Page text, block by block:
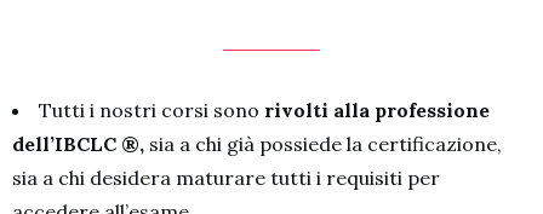
Tutti i nostri corsi sono rivolti alla professione
dell’IBCLC ®, sia a chi già possiede la certificazione,
sia a chi desidera maturare tutti i requisiti per